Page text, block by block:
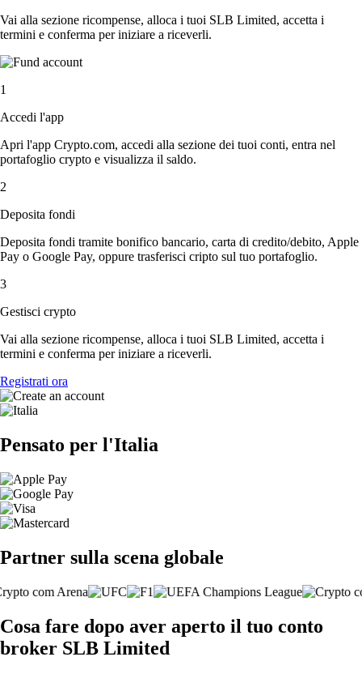
Vai alla sezione ricompense, alloca i tuoi SLB Limited, accetta i
termini e conferma per iniziare a riceverli.
1
Accedi l'app
Apri l'app Crypto.com, accedi alla sezione dei tuoi conti, entra nel
portafoglio crypto e visualizza il saldo.
2
Deposita fondi
Deposita fondi tramite bonifico bancario, carta di credito/debito, Apple
Pay o Google Pay, oppure trasferisci cripto sul tuo portafoglio.
3
Gestisci crypto
Vai alla sezione ricompense, alloca i tuoi SLB Limited, accetta i
termini e conferma per iniziare a riceverli.
Registrati ora
Pensato per l'Italia
Partner sulla scena globale
Cosa fare dopo aver aperto il tuo conto
broker SLB Limited